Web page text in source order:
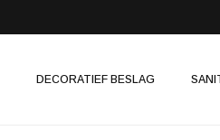
DECORATIEF BESLAG